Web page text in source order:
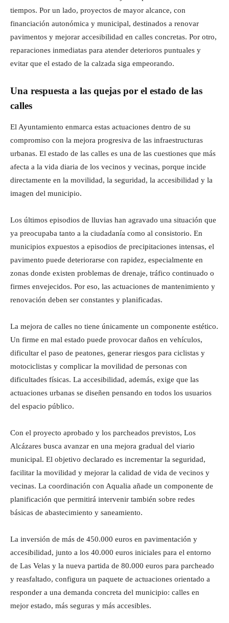
tiempos. Por un lado, proyectos de mayor alcance, con
financiación autonómica y municipal, destinados a renovar
pavimentos y mejorar accesibilidad en calles concretas. Por otro,
reparaciones inmediatas para atender deterioros puntuales y
evitar que el estado de la calzada siga empeorando.
Una respuesta a las quejas por el estado de las
calles
El Ayuntamiento enmarca estas actuaciones dentro de su
compromiso con la mejora progresiva de las infraestructuras
urbanas. El estado de las calles es una de las cuestiones que más
afecta a la vida diaria de los vecinos y vecinas, porque incide
directamente en la movilidad, la seguridad, la accesibilidad y la
imagen del municipio.
Los últimos episodios de lluvias han agravado una situación que
ya preocupaba tanto a la ciudadanía como al consistorio. En
municipios expuestos a episodios de precipitaciones intensas, el
pavimento puede deteriorarse con rapidez, especialmente en
zonas donde existen problemas de drenaje, tráfico continuado o
firmes envejecidos. Por eso, las actuaciones de mantenimiento y
renovación deben ser constantes y planificadas.
La mejora de calles no tiene únicamente un componente estético.
Un firme en mal estado puede provocar daños en vehículos,
dificultar el paso de peatones, generar riesgos para ciclistas y
motociclistas y complicar la movilidad de personas con
dificultades físicas. La accesibilidad, además, exige que las
actuaciones urbanas se diseñen pensando en todos los usuarios
del espacio público.
Con el proyecto aprobado y los parcheados previstos, Los
Alcázares busca avanzar en una mejora gradual del viario
municipal. El objetivo declarado es incrementar la seguridad,
facilitar la movilidad y mejorar la calidad de vida de vecinos y
vecinas. La coordinación con Aqualia añade un componente de
planificación que permitirá intervenir también sobre redes
básicas de abastecimiento y saneamiento.
La inversión de más de 450.000 euros en pavimentación y
accesibilidad, junto a los 40.000 euros iniciales para el entorno
de Las Velas y la nueva partida de 80.000 euros para parcheado
y reasfaltado, configura un paquete de actuaciones orientado a
responder a una demanda concreta del municipio: calles en
mejor estado, más seguras y más accesibles.